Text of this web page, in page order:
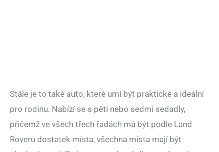
Stále je to také auto, které umí být praktické a ideální
pro rodinu. Nabízí se s pěti nebo sedmi sedadly,
přičemž ve všech třech řadách má být podle Land
Roveru dostatek místa, všechna místa mají být